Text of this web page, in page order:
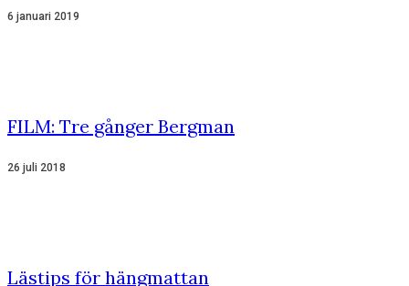
6 januari 2019
FILM: Tre gånger Bergman
26 juli 2018
Lästips för hängmattan